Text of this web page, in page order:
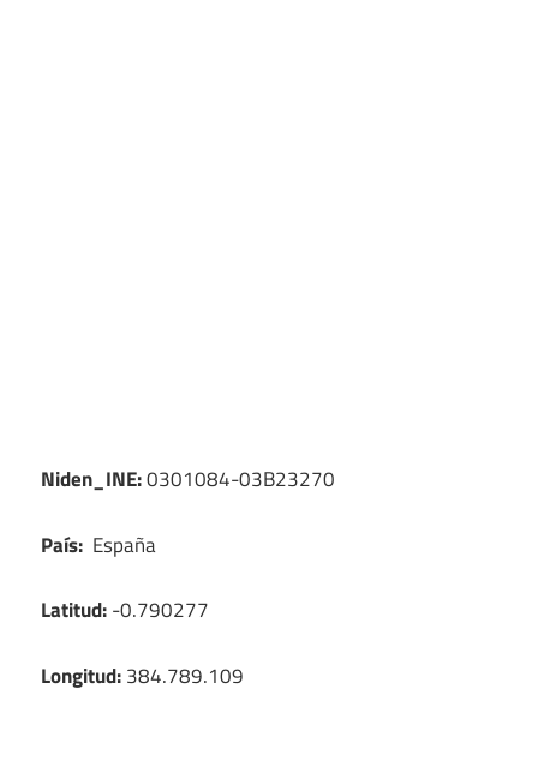
Niden_INE:0301084-03B23270
País: España
Latitud:-0.790277
Longitud:384.789.109